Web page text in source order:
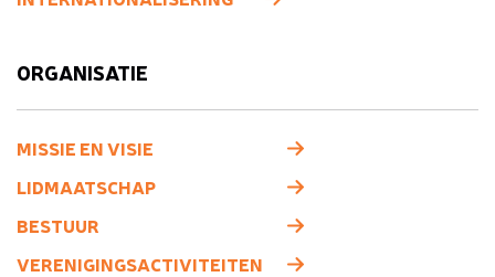
ORGANISATIE
MISSIE EN VISIE
LIDMAATSCHAP
BESTUUR
VERENIGINGSACTIVITEITEN